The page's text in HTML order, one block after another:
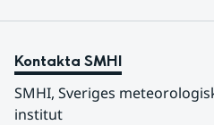
Kontakta SMHI
SMHI, Sveriges
institut